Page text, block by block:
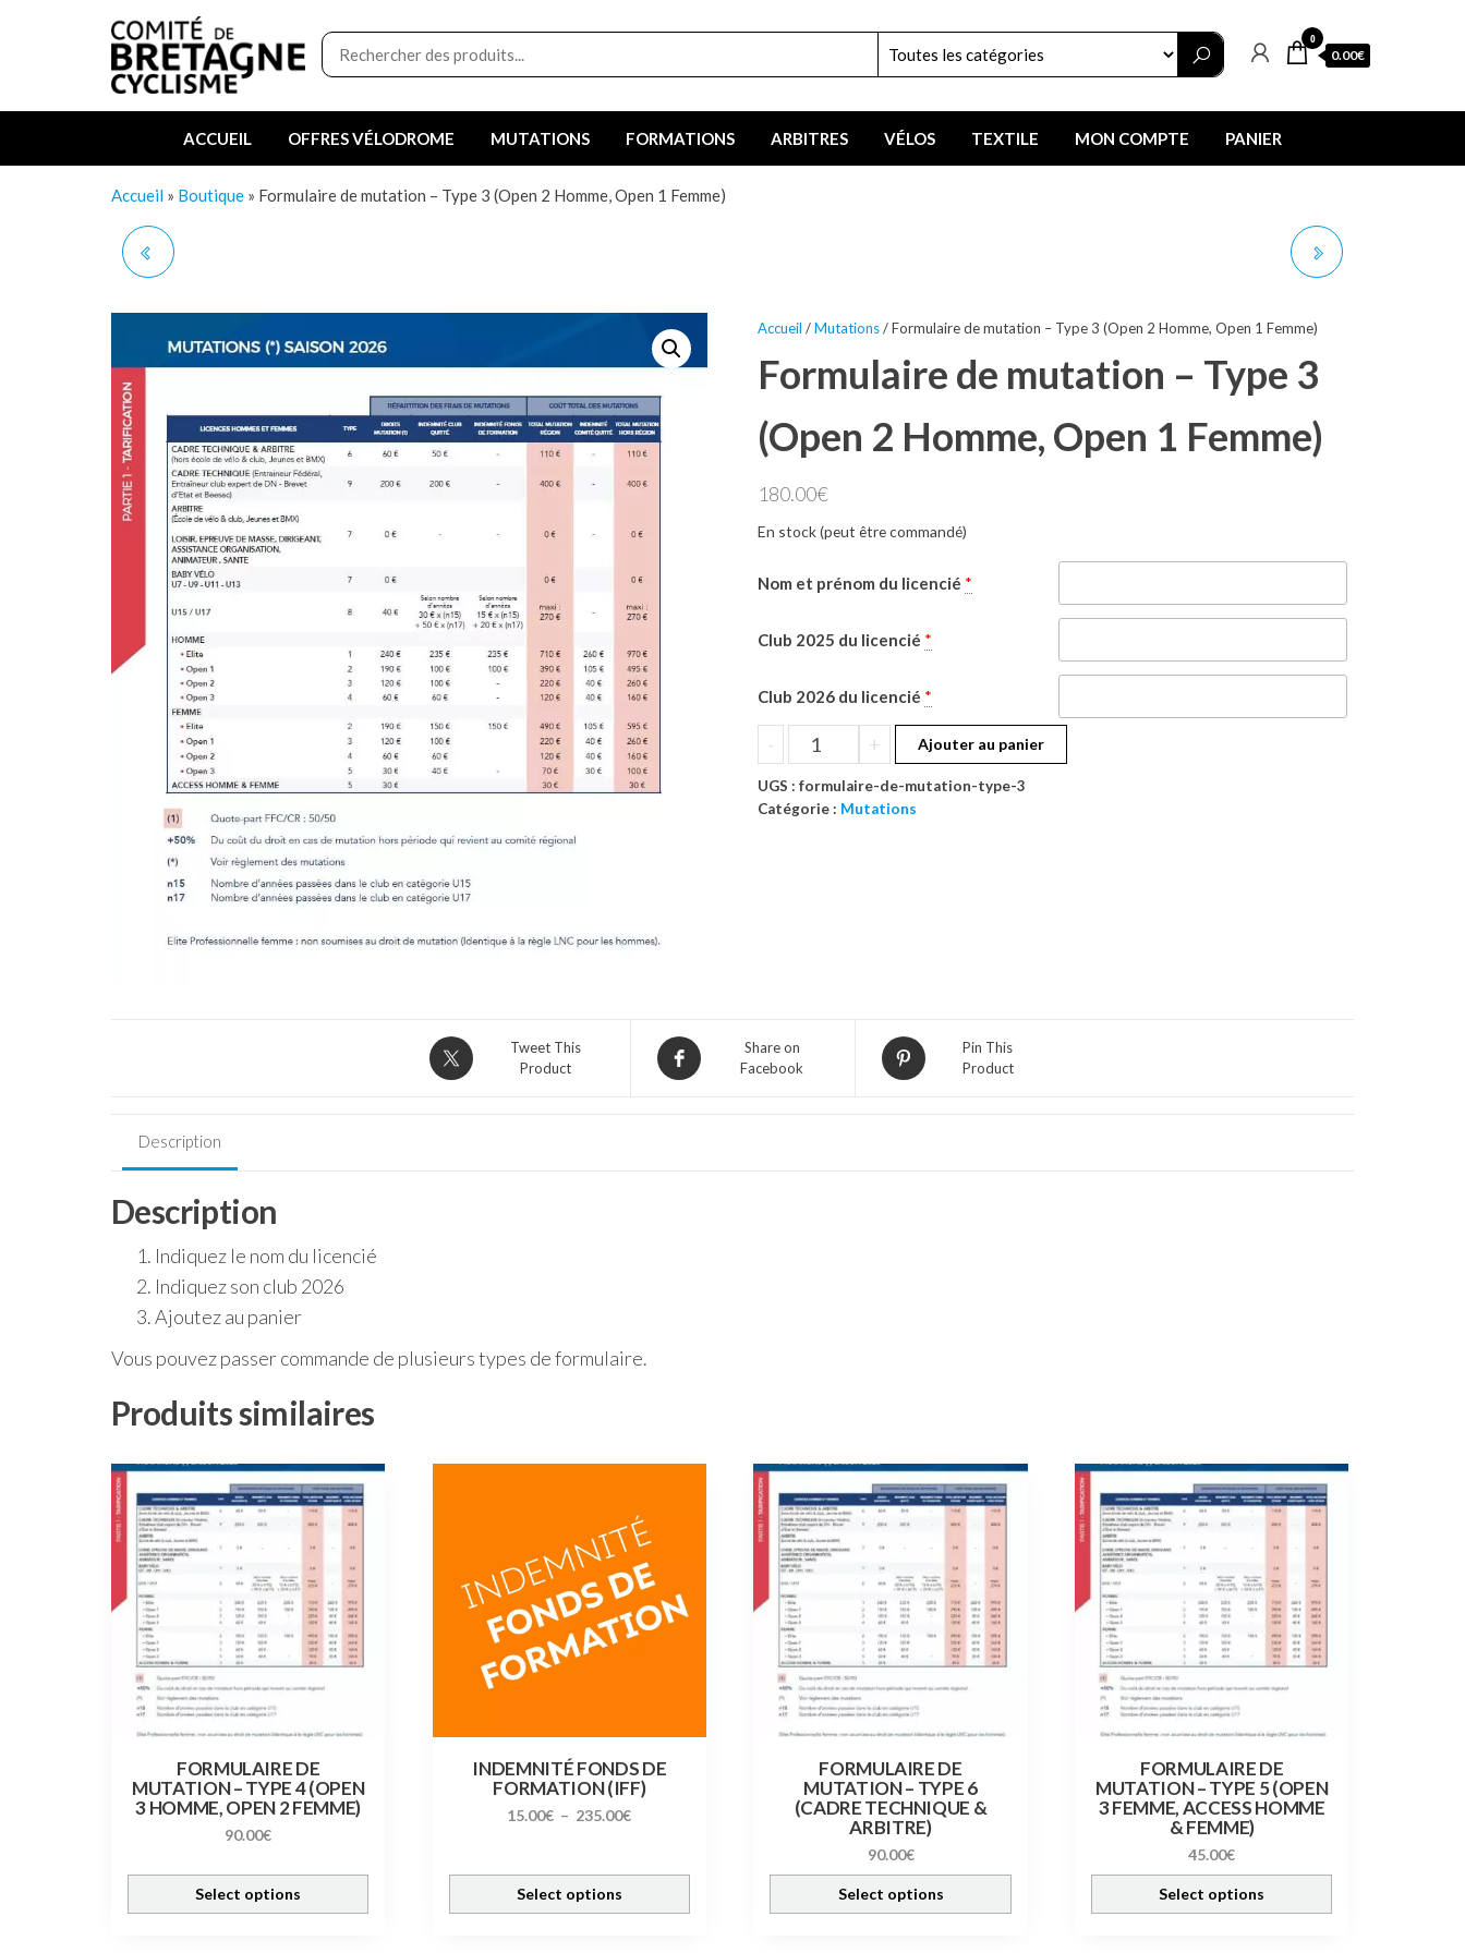
Boutique
du
Comité
de
Bretagne
de
0
0.00€
ACCUEIL OFFRES VÉLODROME MUTATIONS FORMATIONS ARBITRES VÉLOS TEXTILE MON COMPTE PANIER
Accueil » Boutique » Formulaire de mutation – Type 3 (Open 2 Homme, Open 1 Femme)
(OPEN 1 HOMME, ELITE (OPEN 3 HOMME, OPEN
Accueil /Mutations/ Formulaire de mutation – Type 3 (Open 2 Homme, Open 1 Femme)
Formulaire de mutation – Type 3
(Open 2 Homme, Open 1 Femme)
180.00€
En stock (peut être commandé)
Nom et prénom du licencié *
Club 2025 du licencié *
Club 2026 du licencié *
-
quantité
de
Formulaire
de
1
Femme)
+ Ajouter au panier
UGS : formulaire-de-mutation-type-3
Catégorie : Mutations
Tweet This
Product
Share on
Facebook
Pin This
Product
Description
Description
Indiquez le nom du licencié
Indiquez son club 2026
Ajoutez au panier
Vous pouvez passer commande de plusieurs types de formulaire.
Produits similaires
FORMULAIRE DE
MUTATION – TYPE 4 (OPEN
3 HOMME, OPEN 2 FEMME)
90.00€
Select options
INDEMNITÉ FONDS DE
FORMATION (IFF)
15.00€ – 235.00€Plage
à
Select options
variations.
peuvent
sur
FORMULAIRE DE
MUTATION – TYPE 6
(CADRE TECHNIQUE &
ARBITRE)
90.00€
Select options
FORMULAIRE DE
MUTATION – TYPE 5 (OPEN
3 FEMME, ACCESS HOMME
& FEMME)
45.00€
Select options